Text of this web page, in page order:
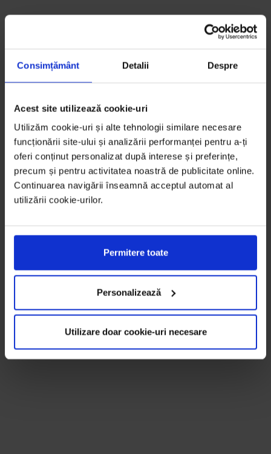
Consimțământ Detalii Despre
Acest site utilizează cookie-uri
Utilizăm cookie-uri și alte tehnologii similare necesare
funcționării site-ului și analizării performanței pentru a-ți
oferi conținut personalizat după interese și preferințe,
precum și pentru activitatea noastră de publicitate online.
Continuarea navigării înseamnă acceptul automat al
utilizării cookie-urilor.
Permitere toate
Personalizează
Utilizare doar cookie-uri necesare